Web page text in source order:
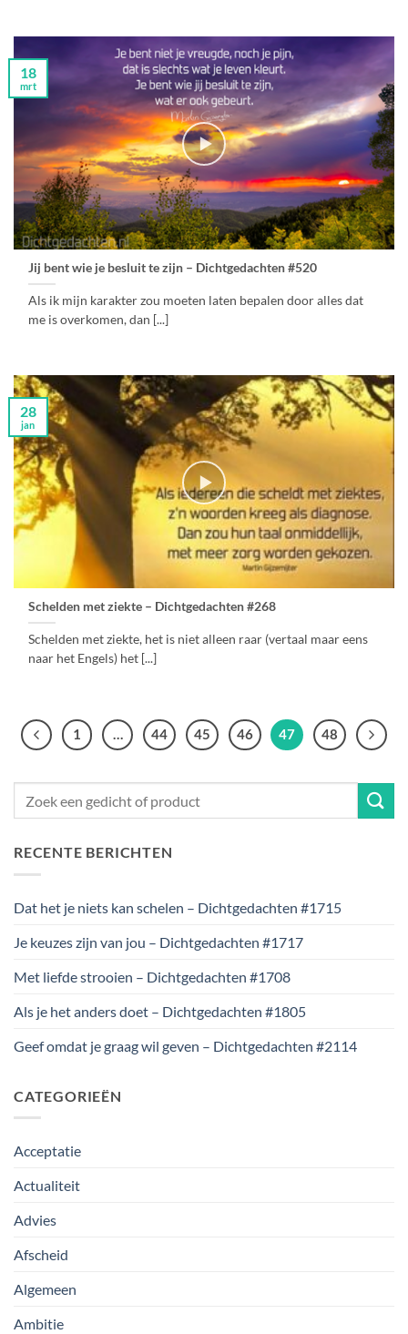
Jij bent wie je besluit te zijn – Dichtgedachten #520
Als ik mijn karakter zou moeten laten bepalen door alles dat
me is overkomen, dan [...]
18
mrt
Schelden met ziekte – Dichtgedachten #268
Schelden met ziekte, het is niet alleen raar (vertaal maar eens
naar het Engels) het [...]
28
jan
1 … 44 45 46 47 48
RECENTE BERICHTEN
Dat het je niets kan schelen – Dichtgedachten #1715
Je keuzes zijn van jou – Dichtgedachten #1717
Met liefde strooien – Dichtgedachten #1708
Als je het anders doet – Dichtgedachten #1805
Geef omdat je graag wil geven – Dichtgedachten #2114
CATEGORIEËN
Acceptatie
Actualiteit
Advies
Afscheid
Algemeen
Ambitie